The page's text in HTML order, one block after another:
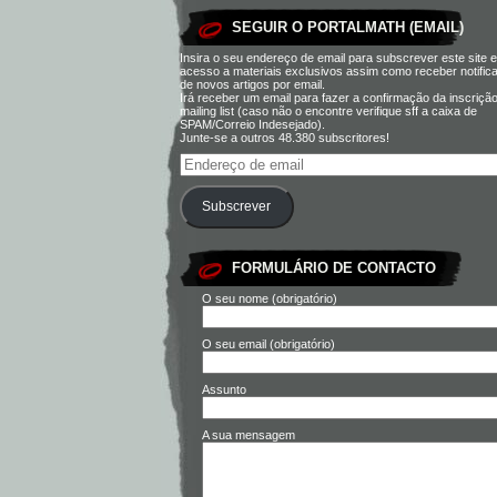
SEGUIR O PORTALMATH (EMAIL)
Insira o seu endereço de email para subscrever este site
acesso a materiais exclusivos assim como receber
de novos artigos por email.
Irá receber um email para fazer a confirmação da
mailing list (caso não o encontre verifique sff a caixa de
SPAM/Correio Indesejado).
Junte-se a outros 48.380 subscritores!
Subscrever
FORMULÁRIO DE CONTACTO
O seu nome (obrigatório)
O seu email (obrigatório)
Assunto
A sua mensagem